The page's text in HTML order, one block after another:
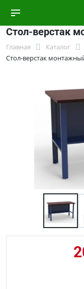
Стол-верстак
Главная Каталог
Стол-верстак